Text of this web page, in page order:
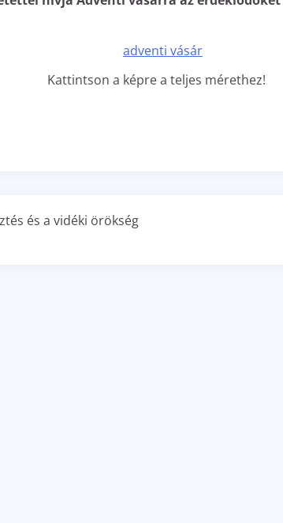
Kattintson a képre a teljes mérethez!
és a vidéki örökség